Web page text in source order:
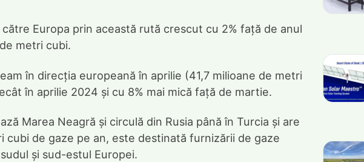
Europa prin această rută crescut cu 2% față de anul
metri cubi.
în direcția europeană în aprilie (41,7 milioane de metri
în aprilie 2024 și cu 8% mai mică față de martie.
Marea Neagră și circulă din Rusia până în Turcia și are
cubi de gaze pe an, este destinată furnizării de gaze
și sud-estul Europei.